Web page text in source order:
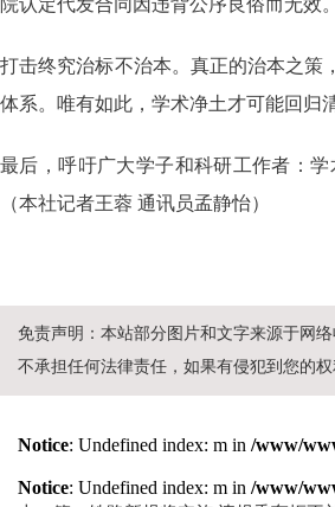
院认定代发合同因违背公序良俗而无效。
打击终究治标不治本。真正的治本之策
体系。唯有如此，学术净土才可能回归
最后，呼吁广大学子和科研工作者：
（本社记者王蓉 通讯员孟静怡）
免责声明：本站部分图片和文字来源于网
不承担任何法律责任，如果有侵犯到您的
Notice: Undefined index: m in /www/
Notice: Undefined index: m in /www/